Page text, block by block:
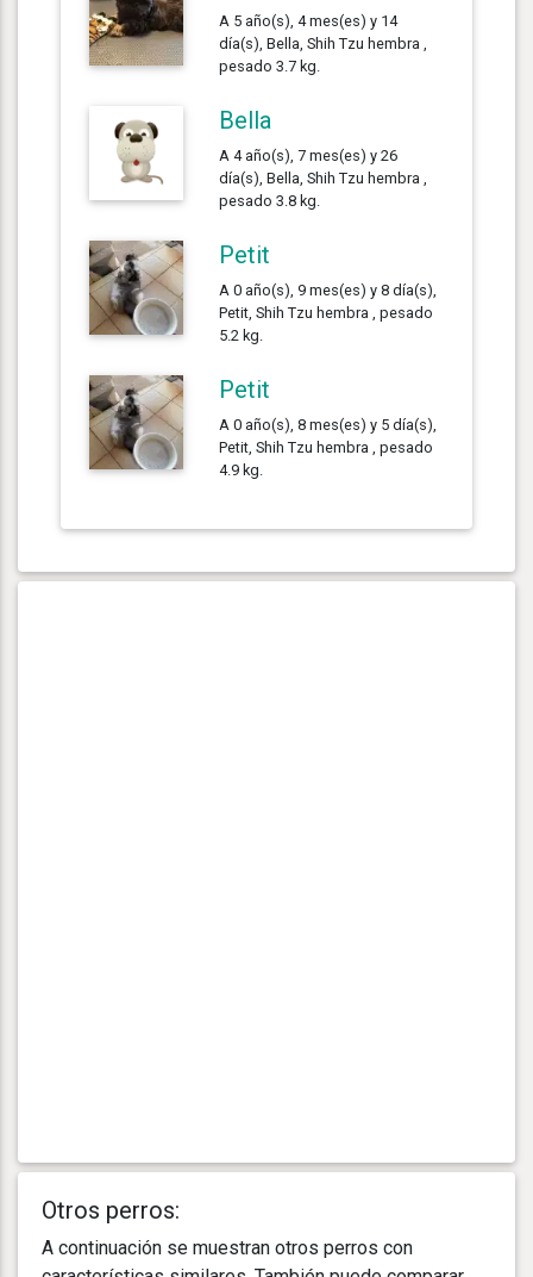
A 5 año(s), 4 mes(es) y 14
día(s), Bella, Shih Tzu hembra ,
pesado 3.7 kg.
Bella
A 4 año(s), 7 mes(es) y 26
día(s), Bella, Shih Tzu hembra ,
pesado 3.8 kg.
Petit
A 0 año(s), 9 mes(es) y 8 día(s),
Petit, Shih Tzu hembra , pesado
5.2 kg.
Petit
A 0 año(s), 8 mes(es) y 5 día(s),
Petit, Shih Tzu hembra , pesado
4.9 kg.
Otros perros:
A continuación se muestran otros perros con